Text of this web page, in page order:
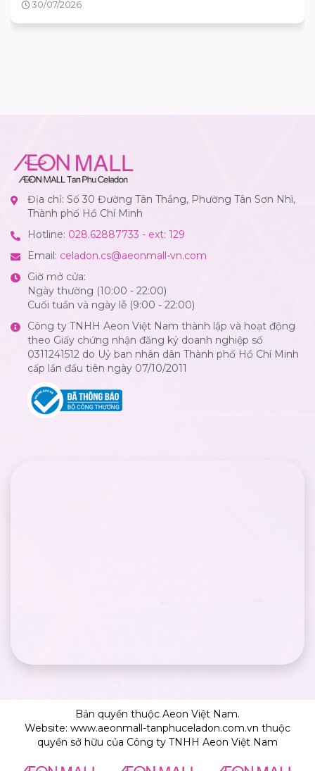
31/07/2026
Địa chỉ: Số 30 Đường Tân Thắng, Phường Tân Sơn Nhì,
Thành phố Hồ Chí Minh
Hotline: 028.62887733 - ext: 129
Email: celadon.cs@aeonmall-vn.com
Giờ mở cửa:
Ngày thường (10:00 - 22:00)
Cuối tuần và ngày lễ (9:00 - 22:00)
Công ty TNHH Aeon Việt Nam thành lập và hoạt động
theo Giấy chứng nhận đăng ký doanh nghiệp số
0311241512 do Uỷ ban nhân dân Thành phố Hồ Chí Minh
cấp lần đầu tiên ngày 07/10/2011
Bản quyền thuộc Aeon Việt Nam.
Website: www.aeonmall-tanphuceladon.com.vn thuộc
quyền sở hữu của Công ty TNHH Aeon Việt Nam